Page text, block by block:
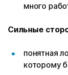
много
Сильные
понятная
которому